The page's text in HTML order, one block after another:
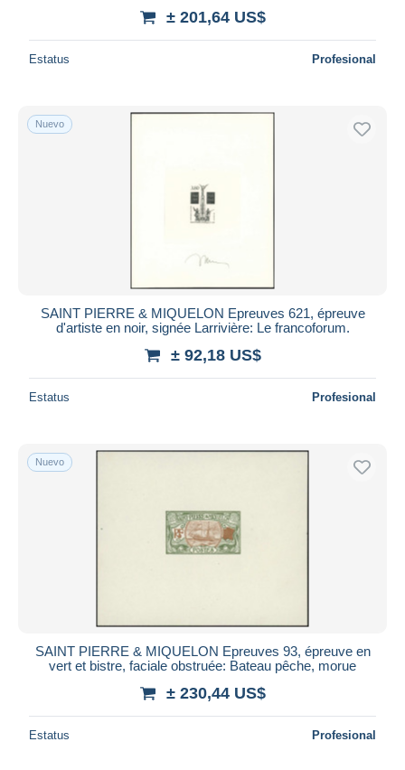
± 201,64 US$
Estatus Profesional
Nuevo
SAINT PIERRE & MIQUELON Epreuves 621, épreuve
d'artiste en noir, signée Larrivière: Le francoforum.
± 92,18 US$
Estatus Profesional
Nuevo
SAINT PIERRE & MIQUELON Epreuves 93, épreuve en
vert et bistre, faciale obstruée: Bateau pêche, morue
± 230,44 US$
Estatus Profesional